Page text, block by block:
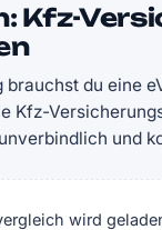
Kfz-
brauchst du eine
Kfz-
und
wird